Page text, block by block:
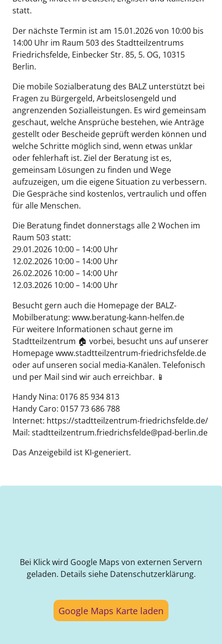
statt.
Der nächste Termin ist am 15.01.2026 von 10:00 bis
14:00 Uhr im Raum 503 des Stadtteilzentrums
Friedrichsfelde, Einbecker Str. 85, 5. OG, 10315
Berlin.
Die mobile Sozialberatung des BALZ unterstützt bei
Fragen zu Bürgergeld, Arbeitslosengeld und
angrenzenden Sozialleistungen. Es wird gemeinsam
geschaut, welche Ansprüche bestehen, wie Anträge
gestellt oder Bescheide geprüft werden können und
welche Schritte möglich sind, wenn etwas unklar
oder fehlerhaft ist. Ziel der Beratung ist es,
gemeinsam Lösungen zu finden und Wege
aufzuzeigen, um die eigene Situation zu verbessern.
Die Gespräche sind kostenlos, vertraulich und offen
für alle Menschen.
Die Beratung findet donnerstags alle 2 Wochen im
Raum 503 statt:
29.01.2026 10:00 – 14:00 Uhr
12.02.2026 10:00 – 14:00 Uhr
26.02.2026 10:00 – 14:00 Uhr
12.03.2026 10:00 – 14:00 Uhr
Besucht gern auch die Homepage der BALZ-
Mobilberatung: www.beratung-kann-helfen.de
Für weitere Informationen schaut gerne im
Stadtteilzentrum 🏠 vorbei, besucht uns auf unserer
Homepage www.stadtteilzentrum-friedrichsfelde.de
oder auf unseren social media-Kanälen. Telefonisch
und per Mail sind wir auch erreichbar. 📱
Handy Nina: 0176 85 934 813
Handy Caro: 0157 73 686 788
Internet: https://stadtteilzentrum-friedrichsfelde.de/
Mail: stadtteilzentrum.friedrichsfelde@pad-berlin.de
Das Anzeigebild ist KI-generiert.
Bei Klick wird Google Maps von externen Servern
geladen. Details siehe Datenschutzerklärung.
Google Maps Karte laden